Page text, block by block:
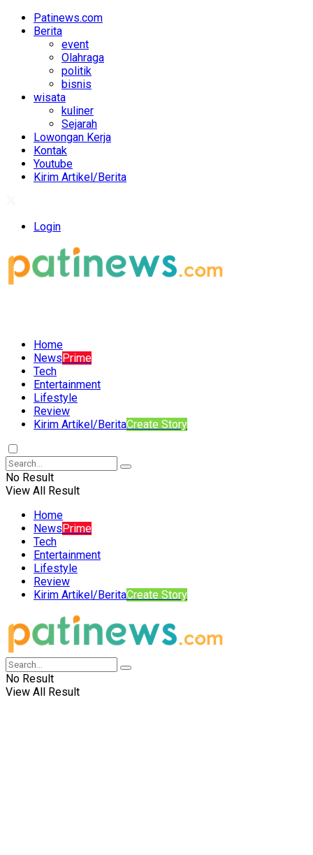
Patinews.com
Berita
event
Olahraga
politik
bisnis
wisata
kuliner
Sejarah
Lowongan Kerja
Kontak
Youtube
Kirim Artikel/Berita
Login
Home
NewsPrime
Tech
Entertainment
Lifestyle
Review
Kirim Artikel/BeritaCreate Story
No Result
View All Result
Home
NewsPrime
Tech
Entertainment
Lifestyle
Review
Kirim Artikel/BeritaCreate Story
No Result
View All Result